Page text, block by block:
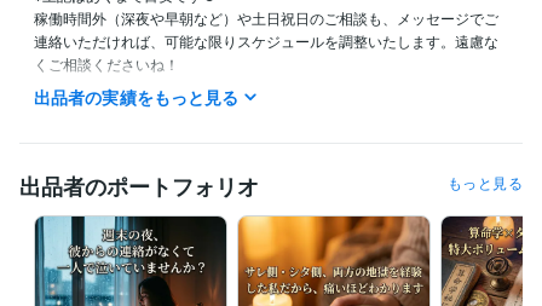
稼働時間外（深夜や早朝など）や土日祝日のご相談も、メッセージでご
連絡いただければ、可能な限りスケジュールを調整いたします。遠慮な
くご相談くださいね！
【各サービスのご利用について】
「待機中」のランプが点灯している時は、すぐにお電話可能です！「待
機中」ではない時でも、メッセージをくだされば対応可能なことがあり
ます。「うまく話せるかわからない…」「まずは5分だけ」という短時間
のお試しも大歓迎です。お電話中は「あなたのお話を否定せず、優しく
お聞きすること」に全集中しますので、思いの丈をすべて吐き出してく
ださいね。
出品者の実績をもっと見る
出品者のポートフォリオ もっと見る